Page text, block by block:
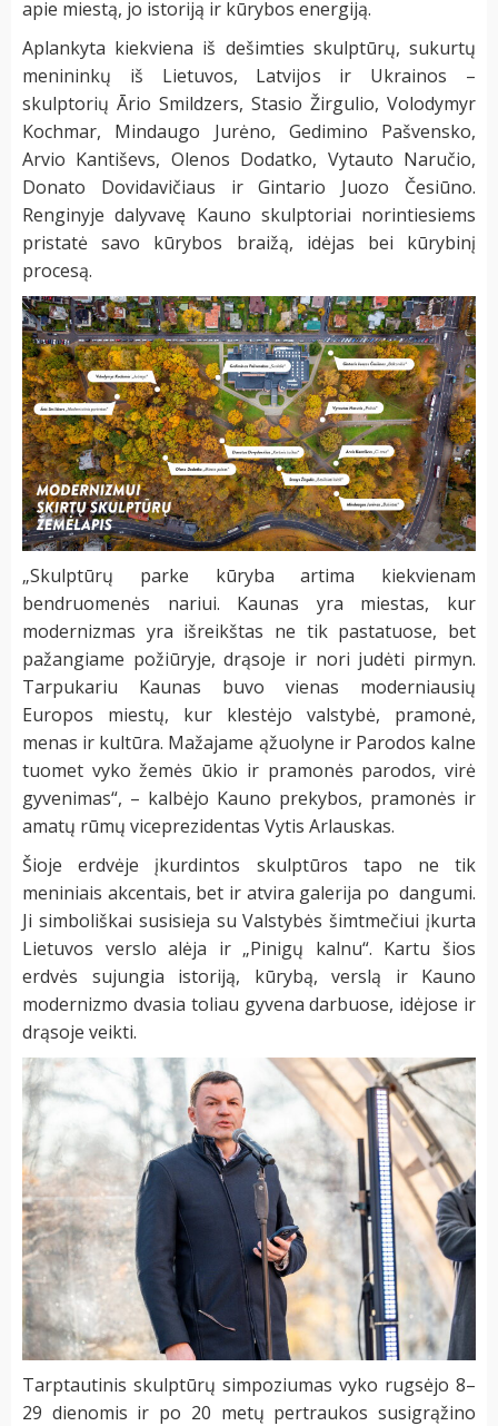
apie miestą, jo istoriją ir kūrybos energiją.
Aplankyta kiekviena iš dešimties skulptūrų, sukurtų
menininkų iš Lietuvos, Latvijos ir Ukrainos –
skulptorių Ārio Smildzers, Stasio Žirgulio, Volodymyr
Kochmar, Mindaugo Jurėno, Gedimino Pašvensko,
Arvio Kantiševs, Olenos Dodatko, Vytauto Naručio,
Donato Dovidavičiaus ir Gintario Juozo Česiūno.
Renginyje dalyvavę Kauno skulptoriai norintiesiems
pristatė savo kūrybos braižą, idėjas bei kūrybinį
procesą.
„Skulptūrų parke kūryba artima kiekvienam
bendruomenės nariui. Kaunas yra miestas, kur
modernizmas yra išreikštas ne tik pastatuose, bet
pažangiame požiūryje, drąsoje ir nori judėti pirmyn.
Tarpukariu Kaunas buvo vienas moderniausių
Europos miestų, kur klestėjo valstybė, pramonė,
menas ir kultūra. Mažajame ąžuolyne ir Parodos kalne
tuomet vyko žemės ūkio ir pramonės parodos, virė
gyvenimas“, – kalbėjo Kauno prekybos, pramonės ir
amatų rūmų viceprezidentas Vytis Arlauskas.
Šioje erdvėje įkurdintos skulptūros tapo ne tik
meniniais akcentais, bet ir atvira galerija po dangumi.
Ji simboliškai susisieja su Valstybės šimtmečiui įkurta
Lietuvos verslo alėja ir „Pinigų kalnu“. Kartu šios
erdvės sujungia istoriją, kūrybą, verslą ir Kauno
modernizmo dvasia toliau gyvena darbuose, idėjose ir
drąsoje veikti.
Tarptautinis skulptūrų simpoziumas vyko rugsėjo 8–
29 dienomis ir po 20 metų pertraukos susigrąžino